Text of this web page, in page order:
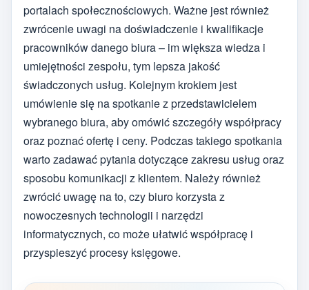
portalach społecznościowych. Ważne jest również
zwrócenie uwagi na doświadczenie i kwalifikacje
pracowników danego biura – im większa wiedza i
umiejętności zespołu, tym lepsza jakość
świadczonych usług. Kolejnym krokiem jest
umówienie się na spotkanie z przedstawicielem
wybranego biura, aby omówić szczegóły współpracy
oraz poznać ofertę i ceny. Podczas takiego spotkania
warto zadawać pytania dotyczące zakresu usług oraz
sposobu komunikacji z klientem. Należy również
zwrócić uwagę na to, czy biuro korzysta z
nowoczesnych technologii i narzędzi
informatycznych, co może ułatwić współpracę i
przyspieszyć procesy księgowe.